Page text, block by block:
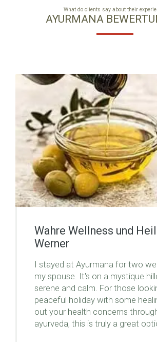
What do clients say about their
AYURMANA
Wahre Wellness und
Werner
I stayed at Ayurmana for two
my spouse. It's on a mystique
serene and calm. For those
peaceful holiday with some
out your health concerns
ayurveda, this is truly a great